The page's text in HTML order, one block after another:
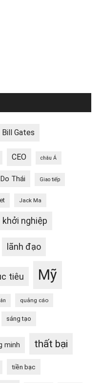
Bill Gates
CEO châu Á
Do Thái Giao tiếp
Jack Ma
khởi nghiệp
lãnh đạo
tiêu Mỹ
quảng cáo
sáng tạo
minh thất bại
tiền bạc